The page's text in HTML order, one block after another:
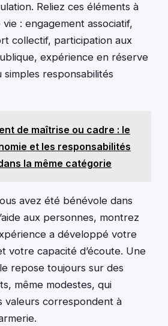
Reliez ces éléments à
: engagement associatif,
collectif, participation aux
expérience en réserve
responsabilités
de maîtrise ou cadre : le
et les responsabilités
la même catégorie
avez été bénévole dans
aux personnes, montrez
a développé votre
votre capacité d’écoute. Une
repose toujours sur des
même modestes, qui
valeurs correspondent à